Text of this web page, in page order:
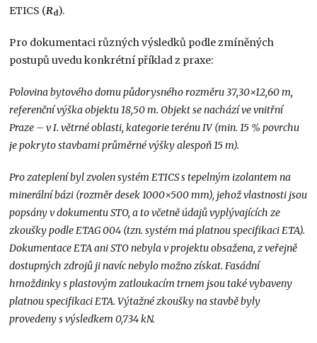
ETICS (Rd).
Pro dokumentaci různých výsledků podle zmíněných
postupů uvedu konkrétní příklad z praxe:
Polovina bytového domu půdorysného rozměru 37,30×12,60 m,
referenční výška objektu 18,50 m. Objekt se nachází ve vnitřní
Praze – v I. větrné oblasti, kategorie terénu IV (min. 15 % povrchu
je pokryto stavbami průměrné výšky alespoň 15 m).
Pro zateplení byl zvolen systém ETICS s tepelným izolantem na
minerální bázi (rozměr desek 1000×500 mm), jehož vlastnosti jsou
popsány v dokumentu STO, a to včetně údajů vyplývajících ze
zkoušky podle ETAG 004 (tzn. systém má platnou specifikaci ETA).
Dokumentace ETA ani STO nebyla v projektu obsažena, z veřejně
dostupných zdrojů ji navíc nebylo možno získat. Fasádní
hmoždinky s plastovým zatloukacím trnem jsou také vybaveny
platnou specifikaci ETA. Výtažné zkoušky na stavbě byly
provedeny s výsledkem 0,734 kN.